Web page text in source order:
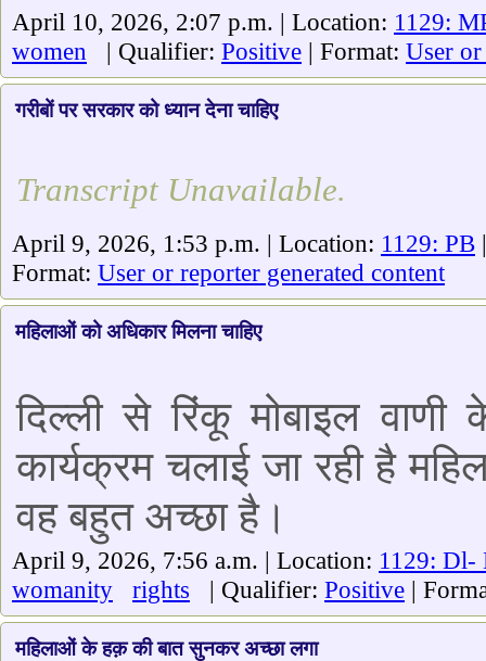
April 10, 2026, 2:07 p.m. | Location: 1129:
women | Qualifier: Positive | Format: User
गरीबों पर सरकार को ध्यान देना चाहिए
Transcript Unavailable.
April 9, 2026, 1:53 p.m. | Location: 1129: PB
Format: User or reporter generated content
महिलाओं को अधिकार मिलना चाहिए
दिल्ली से रिंकू मोबाइल
कार्यक्रम चलाई जा रही है
वह बहुत अच्छा है।
April 9, 2026, 7:56 a.m. | Location: 1129: Dl-
womanity
rights | Qualifier: Positive |
महिलाओं के हक़ की बात सुनकर अच्छा लगा